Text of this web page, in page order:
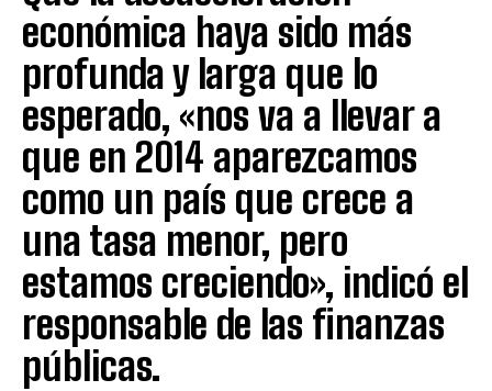
económica haya sido más
profunda y larga que lo
esperado, «nos va a llevar a
que en 2014 aparezcamos
como un país que crece a
una tasa menor, pero
estamos creciendo», indicó el
responsable de las finanzas
públicas.